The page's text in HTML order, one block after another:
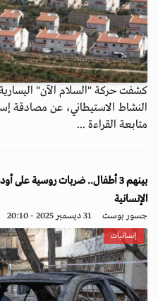
كشفت حركة "السلام الآن" اليسارية
النشاط الاستيطاني، عن مصادقة إسرائيل
متابعة القراءة ...
بينهم 3 أطفال.. ضربات روسية
الإنسانية
جسور بوست 31 ديسمبر 2025 - 20:10
إنسانيات